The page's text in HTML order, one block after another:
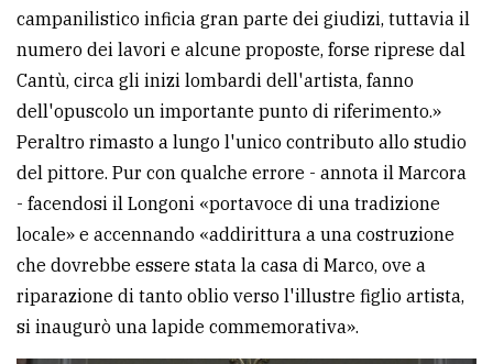
campanilistico inficia gran parte dei giudizi, tuttavia il
numero dei lavori e alcune proposte, forse riprese dal
Cantù, circa gli inizi lombardi dell'artista, fanno
dell'opuscolo un importante punto di riferimento.»
Peraltro rimasto a lungo l'unico contributo allo studio
del pittore. Pur con qualche errore - annota il Marcora
- facendosi il Longoni «portavoce di una tradizione
locale» e accennando «addirittura a una costruzione
che dovrebbe essere stata la casa di Marco, ove a
riparazione di tanto oblio verso l'illustre figlio artista,
si inaugurò una lapide commemorativa».